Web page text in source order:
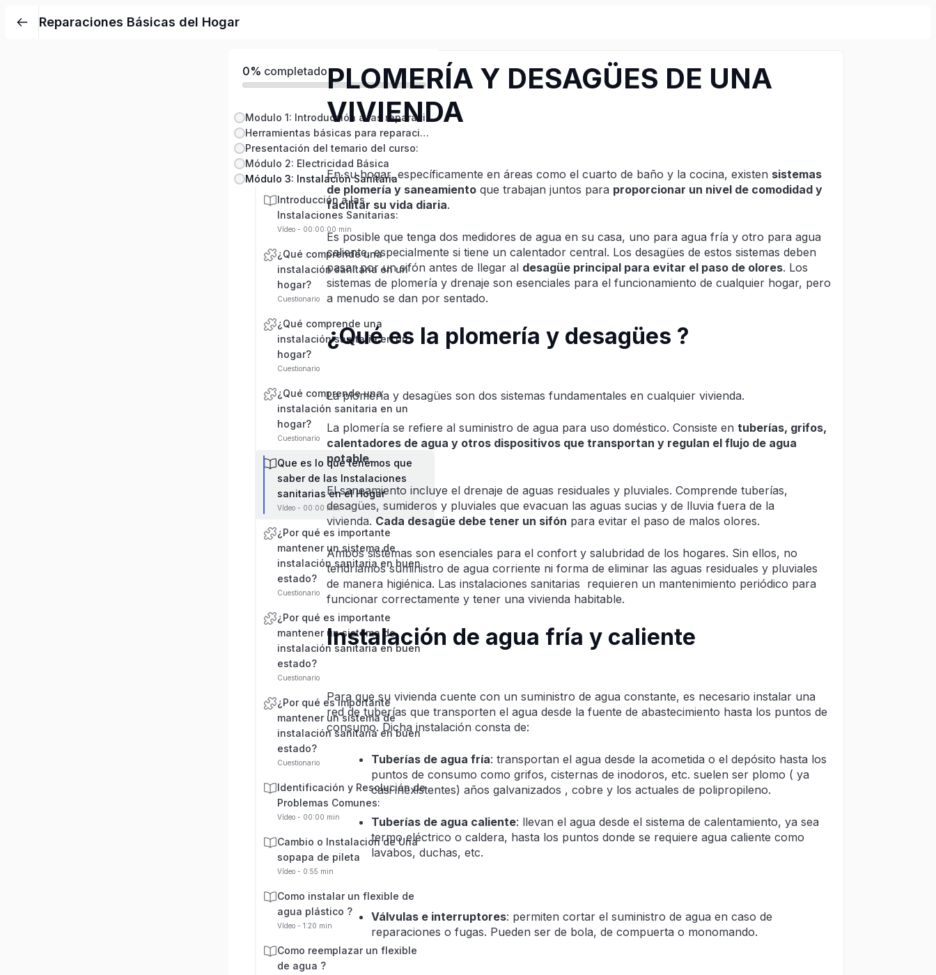
Reparaciones Básicas del Hogar
0% completado
Modulo 1: Introducción a las reparaciones básicas del hogar
Herramientas básicas para reparaciones en el hogar:
Presentación del temario del curso:
Módulo 2: Electricidad Básica
Módulo 3: Instalación Sanitaria
Introducción a las
Instalaciones Sanitarias:
Vídeo - 00:00:00 min
¿Qué comprende una
instalación sanitaria en un
hogar?
Cuestionario
¿Qué comprende una
instalación sanitaria en un
hogar?
Cuestionario
¿Qué comprende una
instalación sanitaria en un
hogar?
Cuestionario
Que es lo que tenemos que
saber de las Instalaciones
sanitarias en el Hogar
Vídeo - 00:00 min
¿Por qué es importante
mantener un sistema de
instalación sanitaria en buen
estado?
Cuestionario
¿Por qué es importante
mantener un sistema de
instalación sanitaria en buen
estado?
Cuestionario
¿Por qué es importante
mantener un sistema de
instalación sanitaria en buen
estado?
Cuestionario
Identificación y Resolución de
Problemas Comunes:
Vídeo - 00:00 min
Cambio o Instalacion de Una
sopapa de pileta
Vídeo - 0:55 min
Como instalar un flexible de
agua plástico ?
Vídeo - 1:20 min
Como reemplazar un flexible
de agua ?
PLOMERÍA Y DESAGÜES DE UNA
VIVIENDA
En su hogar, específicamente en áreas como el cuarto de baño y la cocina, existen sistemas
de plomería y saneamiento que trabajan juntos para proporcionar un nivel de comodidad y
facilitar su vida diaria.
Es posible que tenga dos medidores de agua en su casa, uno para agua fría y otro para agua
caliente, especialmente si tiene un calentador central. Los desagües de estos sistemas deben
pasar por un sifón antes de llegar al desagüe principal para evitar el paso de olores. Los
sistemas de plomería y drenaje son esenciales para el funcionamiento de cualquier hogar, pero
a menudo se dan por sentado.
¿Qué es la plomería y desagües ?
La plomería y desagües son dos sistemas fundamentales en cualquier vivienda.
La plomería se refiere al suministro de agua para uso doméstico. Consiste en tuberías, grifos,
calentadores de agua y otros dispositivos que transportan y regulan el flujo de agua
potable.
El saneamiento incluye el drenaje de aguas residuales y pluviales. Comprende tuberías,
desagües, sumideros y pluviales que evacuan las aguas sucias y de lluvia fuera de la
vivienda. Cada desagüe debe tener un sifón para evitar el paso de malos olores.
Ambos sistemas son esenciales para el confort y salubridad de los hogares. Sin ellos, no
tendríamos suministro de agua corriente ni forma de eliminar las aguas residuales y pluviales
de manera higiénica. Las instalaciones sanitarias requieren un mantenimiento periódico para
funcionar correctamente y tener una vivienda habitable.
Instalación de agua fría y caliente
Para que su vivienda cuente con un suministro de agua constante, es necesario instalar una
red de tuberías que transporten el agua desde la fuente de abastecimiento hasta los puntos de
consumo. Dicha instalación consta de:
Tuberías de agua fría: transportan el agua desde la acometida o el depósito hasta los
puntos de consumo como grifos, cisternas de inodoros, etc. suelen ser plomo ( ya
casi inexistentes) años galvanizados , cobre y los actuales de polipropileno.
Tuberías de agua caliente: llevan el agua desde el sistema de calentamiento, ya sea
termo eléctrico o caldera, hasta los puntos donde se requiere agua caliente como
lavabos, duchas, etc.
Válvulas e interruptores: permiten cortar el suministro de agua en caso de
reparaciones o fugas. Pueden ser de bola, de compuerta o monomando.